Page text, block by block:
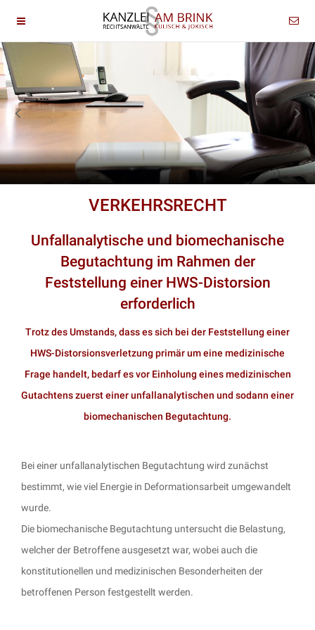
VERKEHRSRECHT
Unfallanalytische und biomechanische
Begutachtung im Rahmen der
Feststellung einer HWS-Distorsion
erforderlich
Trotz des Umstands, dass es sich bei der Feststellung einer
HWS-Distorsionsverletzung primär um eine medizinische
Frage handelt, bedarf es vor Einholung eines medizinischen
Gutachtens zuerst einer unfallanalytischen und sodann einer
biomechanischen Begutachtung.
Bei einer unfallanalytischen Begutachtung wird zunächst
bestimmt, wie viel Energie in Deformationsarbeit umgewandelt
wurde.
Die biomechanische Begutachtung untersucht die Belastung,
welcher der Betroffene ausgesetzt war, wobei auch die
konstitutionellen und medizinischen Besonderheiten der
betroffenen Person festgestellt werden.